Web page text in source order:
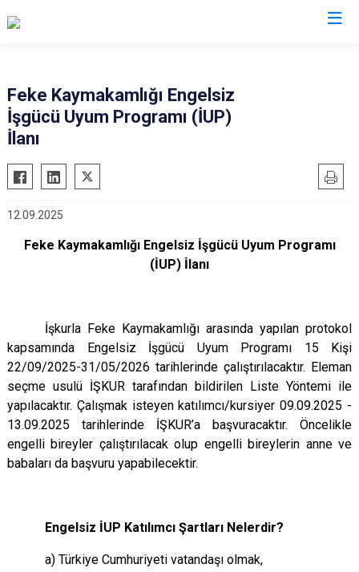
Aladağ
Feke
Karataş
Saimbeyli
Sarıçam
Feke Kaymakamlığı Engelsiz
İşgücü Uyum Programı (İUP)
İlanı
12.09.2025
Feke Kaymakamlığı Engelsiz İşgücü Uyum Programı
(İUP) İlanı
İşkurla Feke Kaymakamlığı arasında yapılan protokol
kapsamında Engelsiz İşgücü Uyum Programı 15 Kişi
22/09/2025-31/05/2026 tarihlerinde çalıştırılacaktır. Eleman
seçme usulü İŞKUR tarafından bildirilen Liste Yöntemi ile
yapılacaktır. Çalışmak isteyen katılımcı/kursiyer 09.09.2025 -
13.09.2025 tarihlerinde İŞKUR’a başvuracaktır. Öncelikle
engelli bireyler çalıştırılacak olup engelli bireylerin anne ve
babaları da başvuru yapabilecektir.
Engelsiz İUP Katılımcı Şartları Nelerdir?
a) Türkiye Cumhuriyeti vatandaşı olmak,